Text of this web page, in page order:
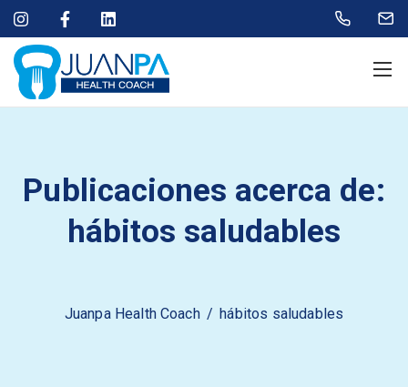
Publicaciones acerca de:
hábitos saludables
Juanpa Health Coach / hábitos saludables